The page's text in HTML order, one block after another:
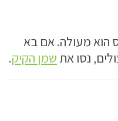
הוא מעולה. אם בא
נסו אתשמן הקיק.